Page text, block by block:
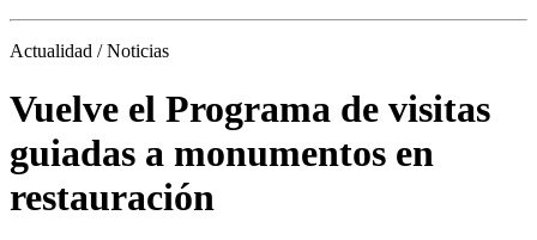
Actualidad / Noticias
Vuelve el Programa de visitas
guiadas a monumentos en
restauración